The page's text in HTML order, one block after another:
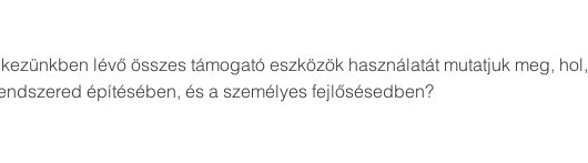
lévő összes támogató eszközök használatát mutatjuk meg, hol,
építésében, és a személyes fejlősésedben?